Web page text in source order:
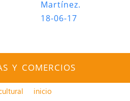
Martínez.
18-06-17
Y COMERCIOS
inicio